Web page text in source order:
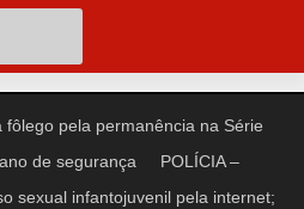
pela permanência na Série
de segurança
POLÍCIA –
sexual infantojuvenil pela internet;